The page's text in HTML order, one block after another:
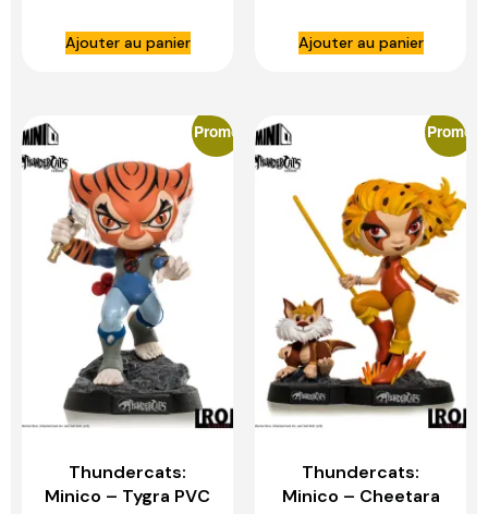
STUDIOS
Ajouter au panier
statuette – 1/10
BDS Art Scale Moff
Gideon – IRON
Ajouter au panier
Promo
Thundercats:
Minico – Tygra PVC
Promo
Thundercats:
Minico – Cheetara